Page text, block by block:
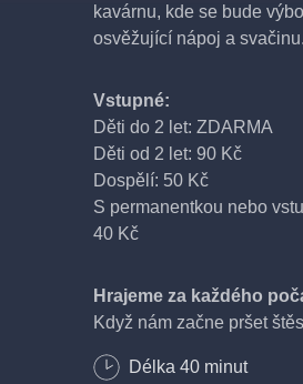
kavárnu, kde se bude
osvěžující nápoj a svačinu.
Vstupné:
Děti do 2 let: ZDARMA
Děti od 2 let: 90 Kč
Dospělí: 50 Kč
S permanentkou nebo
40 Kč
Hrajeme za každého
Když nám začne pršet
Délka 40 minut